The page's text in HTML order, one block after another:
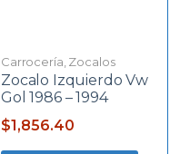
Carrocería Zocalos
Zocalo Izquierdo Vw
Gol 1986 – 1994
$1,856.40